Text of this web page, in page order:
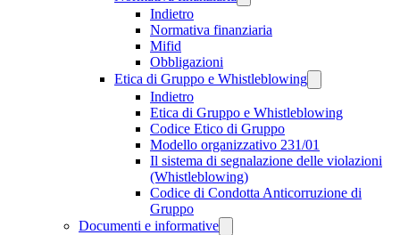
Indietro
Normativa finanziaria
Mifid
Obbligazioni
Etica di Gruppo e Whistleblowing
Indietro
Etica di Gruppo e Whistleblowing
Codice Etico di Gruppo
Modello organizzativo 231/01
Il sistema di segnalazione delle violazioni
(Whistleblowing)
Codice di Condotta Anticorruzione di
Gruppo
Documenti e informative